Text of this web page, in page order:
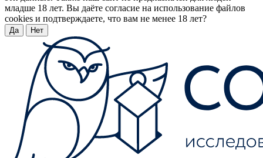
младше 18 лет. Вы даёте согласие на использование файлов
cookies и подтверждаете, что вам не менее 18 лет?
Да Нет